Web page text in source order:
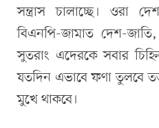
সন্ত্রাস চালাচ্ছে। ওরা
বিএনপি-জামাত দেশ-
সুতরাং এদেরকে সবার
যতদিন এভাবে ফণা তুলবে
মুখে থাকবে।